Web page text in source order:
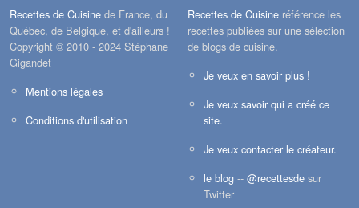
Recettes de Cuisine de France, du
Québec, de Belgique, et d'ailleurs !
Copyright © 2010 - 2024 Stéphane
Gigandet
Mentions légales
Conditions d'utilisation
Recettes de Cuisine référence les
recettes publiées sur une sélection
de blogs de cuisine.
Je veux en savoir plus !
Je veux savoir qui a créé ce
site.
Je veux contacter le créateur.
le blog -- @recettesde sur
Twitter